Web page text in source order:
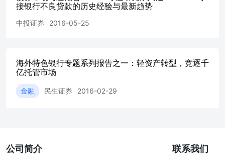
产，其持仓比例仍具备提升空间。从持仓分布的结构性差异
银行、渝农商行及长沙银行等银行的流通盘中主动基金比重
品规模已降至3600亿左右，回落至2023年末水平，预计后续
的边际压力将有所减弱。此外，银行板块在沪深300指数中的
面影响也将边际减弱。在个股权重分布上，招商银行、兴业
行自由流通盘中的持股比例自25Q3以来呈现明显的趋势性下
接银行不良贷款的历史经验与最新趋势
中投证券 2016-05-25
海外特色银行专题系列报告之一：轻资产转型，竞逐千
亿托管市场
金融 民生证券 2016-02-29
公司简介 联系我们